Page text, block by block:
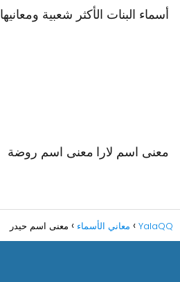
أسماء البنات الأكثر شعبية ومعانيها
معنى اسم لارا معنى اسم روضة
YalaQQ معاني الأسماء معنى اسم حيدر